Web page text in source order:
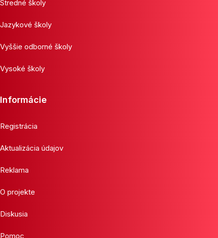
Stredné školy
Jazykové školy
Vyššie odborné školy
Vysoké školy
Informácie
Registrácia
Aktualizácia údajov
Reklama
O projekte
Diskusia
Pomoc